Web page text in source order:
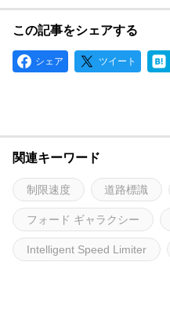
この記事をシェアする
シェア ツイート
関連キーワード
制限速度 道路標識
フォード ギャラクシー
Intelligent Speed Limiter